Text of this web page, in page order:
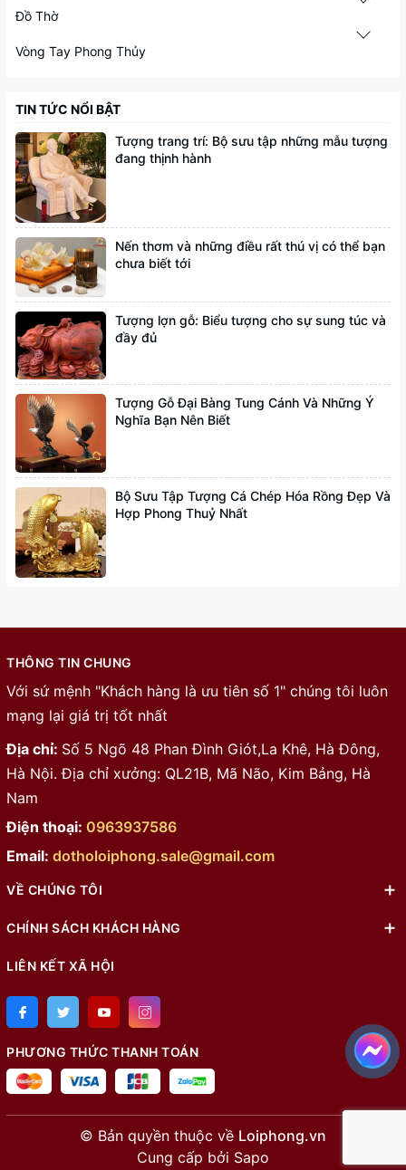
Đồ Thờ
Vòng Tay Phong Thủy
TIN TỨC NỔI BẬT
Tượng trang trí: Bộ sưu tập những mẫu tượng
đang thịnh hành
Nến thơm và những điều rất thú vị có thể bạn
chưa biết tới
Tượng lợn gỗ: Biểu tượng cho sự sung túc và
đầy đủ
Tượng Gỗ Đại Bàng Tung Cánh Và Những Ý
Nghĩa Bạn Nên Biết
Bộ Sưu Tập Tượng Cá Chép Hóa Rồng Đẹp Và
Hợp Phong Thuỷ Nhất
THÔNG TIN CHUNG
Với sứ mệnh "Khách hàng là ưu tiên số 1" chúng tôi luôn
mạng lại giá trị tốt nhất
Địa chỉ: Số 5 Ngõ 48 Phan Đình Giót,La Khê, Hà Đông,
Hà Nội. Địa chỉ xưởng: QL21B, Mã Não, Kim Bảng, Hà
Nam
Điện thoại: 0963937586
Email: dotholoiphong.sale@gmail.com
VỀ CHÚNG TÔI
CHÍNH SÁCH KHÁCH HÀNG
LIÊN KẾT XÃ HỘI
PHƯƠNG THỨC THANH TOÁN
© Bản quyền thuộc về Loiphong.vn
Cung cấp bởi Sapo